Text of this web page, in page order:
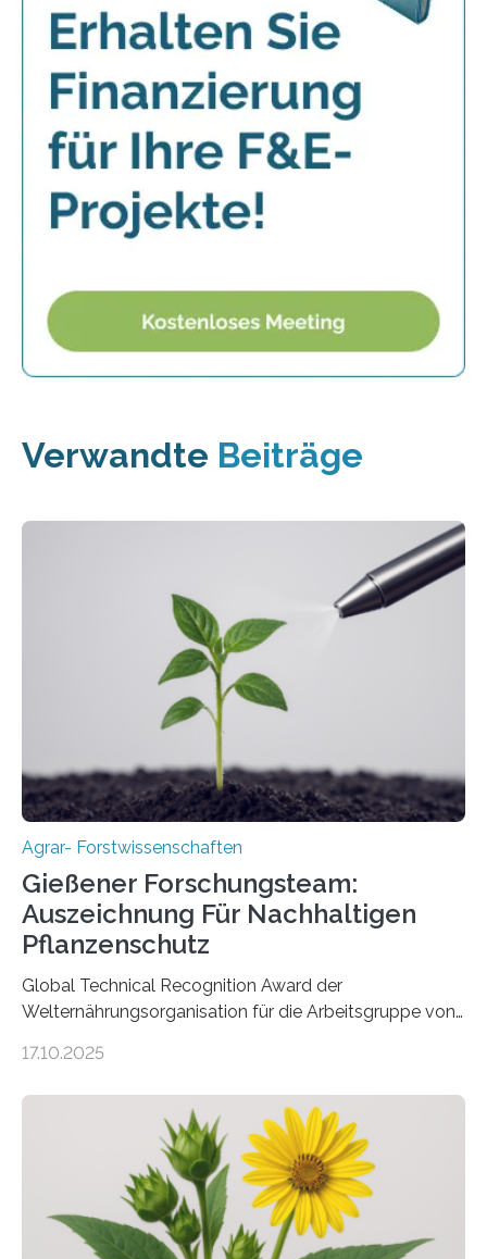
Verwandte Beiträge
Agrar- Forstwissenschaften
Gießener Forschungsteam:
Auszeichnung Für Nachhaltigen
Pflanzenschutz
Global Technical Recognition Award der
Welternährungsorganisation für die Arbeitsgruppe von
Insektenbiotechnologie der JLU Insekten spielen eine
aber Krankheiten übertragen und der Landwirtschaft
und dem Gartenbau erhebliche Schäden zufügen. Es ist
daher entscheidend, Schadinsekten effektiv zu
bekämpfen, während gleichzeitig nützliche Insekten
erhalten bleiben. An der Justus-Liebig-Universität
Gießen (JLU) erforscht die Arbeitsgruppe von Prof. Dr.
17.10.2025